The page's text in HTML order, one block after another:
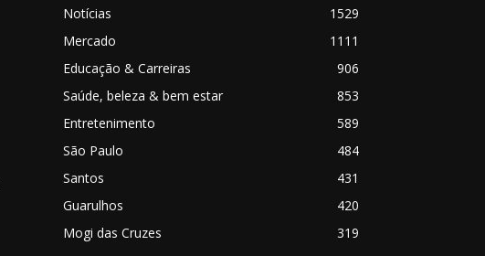
Notícias
1529
Mercado
1111
Educação & Carreiras
906
Saúde, beleza & bem estar
853
Entretenimento
589
São Paulo
484
Santos
431
Guarulhos
420
Mogi das Cruzes
319